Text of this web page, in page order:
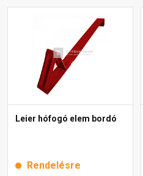
Leier hófogó elem bordó
Rendelésre